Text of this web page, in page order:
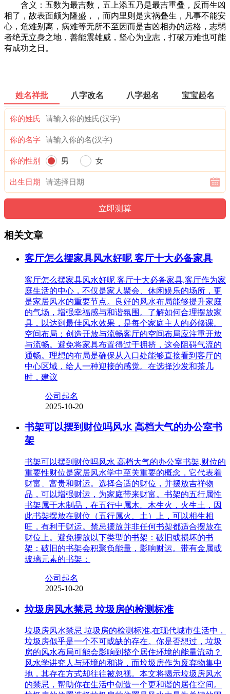
含义：五数为最吉数，五上添五乃是最吉重叠，反而生凶
相了，故表面颇为隆盛，，而内里则是灾祸叠生，凡事不能安
心，危难别离，病难等无所不至因而是吉凶相办的运格，志弱
者绝无立身之地，善能震雄威，坚心为业志，打破万难也可能
有成功之日。
姓名祥批 八字改名 八字起名 宝宝起名
你的姓氏
你的名字
你的性别 男 女
出生日期
相关文章
客厅怎么摆家具风水好呢 客厅十大必备家具
客厅怎么摆家具风水好呢 客厅十大必备家具,客厅作为家
庭生活的中心，不仅是家人聚会、休闲娱乐的场所，更
是家居风水的重要节点。良好的风水布局能够提升家庭
的气场，增强幸福感与和谐氛围。了解如何合理摆放家
具，以达到最佳风水效果，是每个家庭主人的必修课。
空间布局：创造开放与流畅客厅的空间布局应注重开放
与流畅。避免将家具布置得过于拥挤，这会阻碍气流的
通畅。理想的布局是确保从入口处能够直接看到客厅的
中心区域，给人一种迎接的感觉。在选择沙发和茶几
时，建议
公司起名
2025-10-20
书架可以摆到财位吗风水 高档大气的办公室书
架
书架可以摆到财位吗风水 高档大气的办公室书架,财位的
重要性财位是家居风水学中至关重要的概念，它代表着
财富、富贵和财运。选择合适的财位，并摆放吉祥物
品，可以增强财运，为家庭带来财富。书架的五行属性
书架属于木制品，在五行中属木。木生火，火生土，因
此书架摆放在财位（五行属火、土）上，可以相生相
旺，有利于财运。禁忌摆放并非任何书架都适合摆放在
财位上。避免摆放以下类型的书架：破旧或损坏的书
架：破旧的书架会积聚负能量，影响财运。带有金属或
玻璃元素的书架：
公司起名
2025-10-20
垃圾房风水禁忌 垃圾房的检测标准
垃圾房风水禁忌 垃圾房的检测标准,在现代城市生活中，
垃圾房似乎是一个不可或缺的存在。你是否想过，垃圾
房的风水布局可能会影响到整个居住环境的能量流动？
风水学讲究人与环境的和谐，而垃圾房作为废弃物集中
地，其存在方式却往往被忽视。本文将揭示垃圾房风水
的禁忌，帮助你在生活中创造一个更和谐的居住空间。